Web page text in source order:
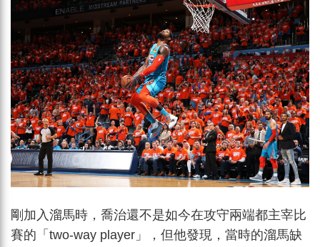
剛加入溜馬時，喬治還不是如今在攻守兩端都主宰比
賽的「two-way player」，但他發現，當時的溜馬缺